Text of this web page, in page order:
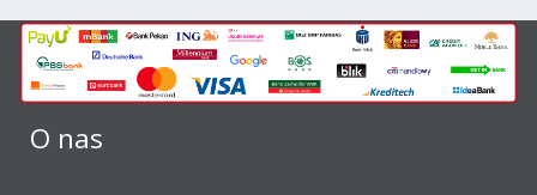
v
:
O nas